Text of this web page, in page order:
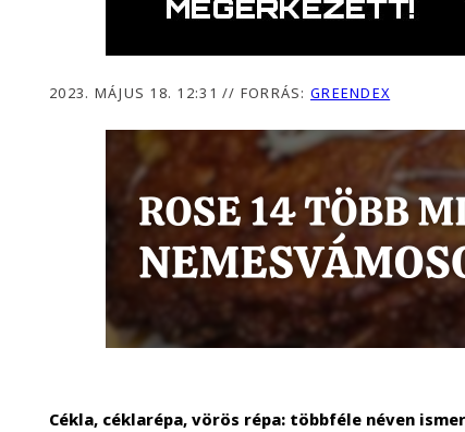
2023. MÁJUS 18. 12:31// FORRÁS:GREENDEX
Cékla, céklarépa, vörös répa: többféle néven